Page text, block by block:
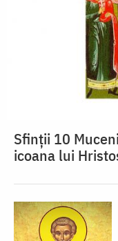
Sfinții 10
icoana lui